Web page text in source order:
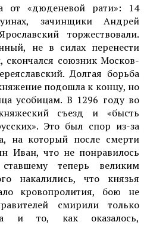
от «дюденевой рати»: 14
зачин­щики Андрей
торжест­вовали.
не в силах перене­сти
скончался союзник Москов­
Долгая борьба
подошла к концу, но
усоби­цам. В 1296 году во
съезд и «бысть
Это был спор из-за
на который после смерти
Иван, что не понрави­лось
теперь великим
на­калились, что князья
кровопролития, бою не
смирили только
и то, как оказа­лось,